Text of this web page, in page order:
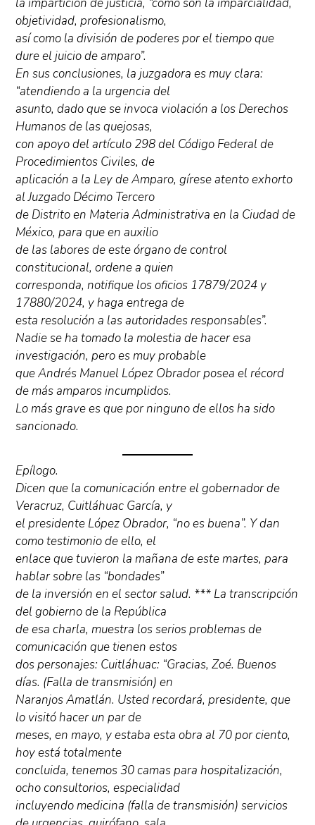
la impartición de justicia, “como son la imparcialidad,
objetividad, profesionalismo,
así como la división de poderes por el tiempo que
dure el juicio de amparo”.
En sus conclusiones, la juzgadora es muy clara:
“atendiendo a la urgencia del
asunto, dado que se invoca violación a los Derechos
Humanos de las quejosas,
con apoyo del artículo 298 del Código Federal de
Procedimientos Civiles, de
aplicación a la Ley de Amparo, gírese atento exhorto
al Juzgado Décimo Tercero
de Distrito en Materia Administrativa en la Ciudad de
México, para que en auxilio
de las labores de este órgano de control
constitucional, ordene a quien
corresponda, notifique los oficios 17879/2024 y
17880/2024, y haga entrega de
esta resolución a las autoridades responsables”.
Nadie se ha tomado la molestia de hacer esa
investigación, pero es muy probable
que Andrés Manuel López Obrador posea el récord
de más amparos incumplidos.
Lo más grave es que por ninguno de ellos ha sido
sancionado.
Epílogo.
Dicen que la comunicación entre el gobernador de
Veracruz, Cuitláhuac García, y
el presidente López Obrador, “no es buena”. Y dan
como testimonio de ello, el
enlace que tuvieron la mañana de este martes, para
hablar sobre las “bondades”
de la inversión en el sector salud. *** La transcripción
del gobierno de la República
de esa charla, muestra los serios problemas de
comunicación que tienen estos
dos personajes: Cuitláhuac: “Gracias, Zoé. Buenos
días. (Falla de transmisión) en
Naranjos Amatlán. Usted recordará, presidente, que
lo visitó hacer un par de
meses, en mayo, y estaba esta obra al 70 por ciento,
hoy está totalmente
concluida, tenemos 30 camas para hospitalización,
ocho consultorios, especialidad
incluyendo medicina (falla de transmisión) servicios